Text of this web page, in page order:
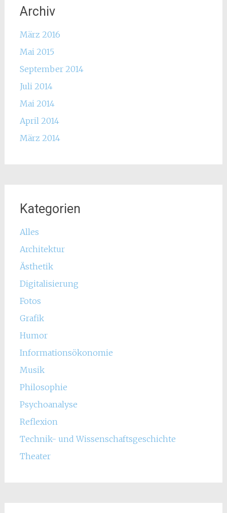
Archiv
März 2016
Mai 2015
September 2014
Juli 2014
Mai 2014
April 2014
März 2014
Kategorien
Alles
Architektur
Ästhetik
Digitalisierung
Fotos
Grafik
Humor
Informationsökonomie
Musik
Philosophie
Psychoanalyse
Reflexion
Technik- und Wissenschaftsgeschichte
Theater